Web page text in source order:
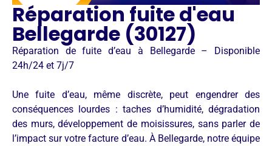
Réparation fuite d'eau
Bellegarde (30127)
Réparation de fuite d’eau à Bellegarde – Disponible
24h/24 et 7j/7
Une fuite d’eau, même discrète, peut engendrer des
conséquences lourdes : taches d’humidité, dégradation
des murs, développement de moisissures, sans parler de
l’impact sur votre facture d’eau. À Bellegarde, notre équipe